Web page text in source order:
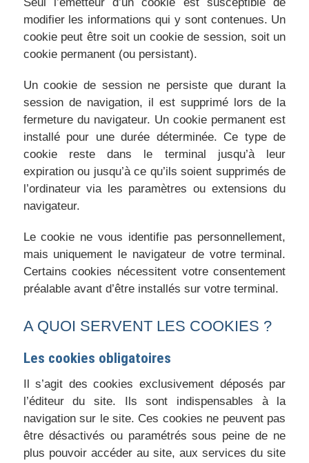
modifier les informations qui y sont contenues. Un
cookie peut être soit un cookie de session, soit un
cookie permanent (ou persistant).
Un cookie de session ne persiste que durant la
session de navigation, il est supprimé lors de la
fermeture du navigateur. Un cookie permanent est
installé pour une durée déterminée. Ce type de
cookie reste dans le terminal jusqu’à leur
expiration ou jusqu’à ce qu’ils soient supprimés de
l’ordinateur via les paramètres ou extensions du
navigateur.
Le cookie ne vous identifie pas personnellement,
mais uniquement le navigateur de votre terminal.
Certains cookies nécessitent votre consentement
préalable avant d’être installés sur votre terminal.
A QUOI SERVENT LES COOKIES ?
Les cookies obligatoires
Il s’agit des cookies exclusivement déposés par
l’éditeur du site. Ils sont indispensables à la
navigation sur le site. Ces cookies ne peuvent pas
être désactivés ou paramétrés sous peine de ne
plus pouvoir accéder au site, aux services du site